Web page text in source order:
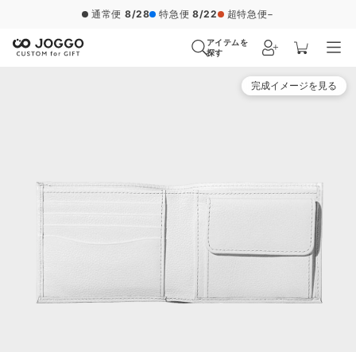
通常便 8/28 特急便 8/22 超特急便−
アイテムを
探す
完成イメージを見る